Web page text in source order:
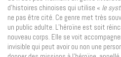
d’histoires chinoises qui utilise « le
ne pas être cité. Ce genre met très
un public adulte. L’héroïne est soit
nouveau corps. Elle se voit
invisible qui peut avoir ou non une